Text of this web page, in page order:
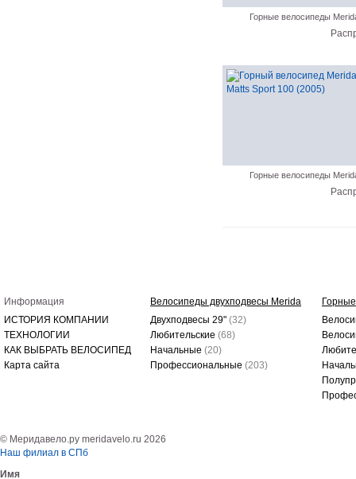
Горные велосипеды
Горные велосипеды
Информация
ИСТОРИЯ КОМПАНИИ
ТЕХНОЛОГИИ
КАК ВЫБРАТЬ ВЕЛОСИПЕД
Карта сайта
Велосипеды двухподвесы Merida
Двухподвесы 29" (32)
Любительские (68)
Начальные (20)
Профессиональные (203)
© Меридавело.ру meridavelo.ru 2026
Наш филиал в СПб
Имя